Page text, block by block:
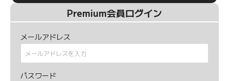
Premium会員ログイン
メールアドレス
パスワード